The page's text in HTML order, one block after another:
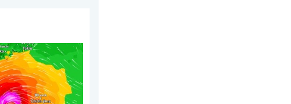
čtvrtek 6. srpna 2026
na tajfun Dolphin. Obavy ze sesuvů půdy. . . čtvrtek 6. srpna 2026